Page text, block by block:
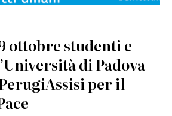
ottobre studenti e
di Padova
per il